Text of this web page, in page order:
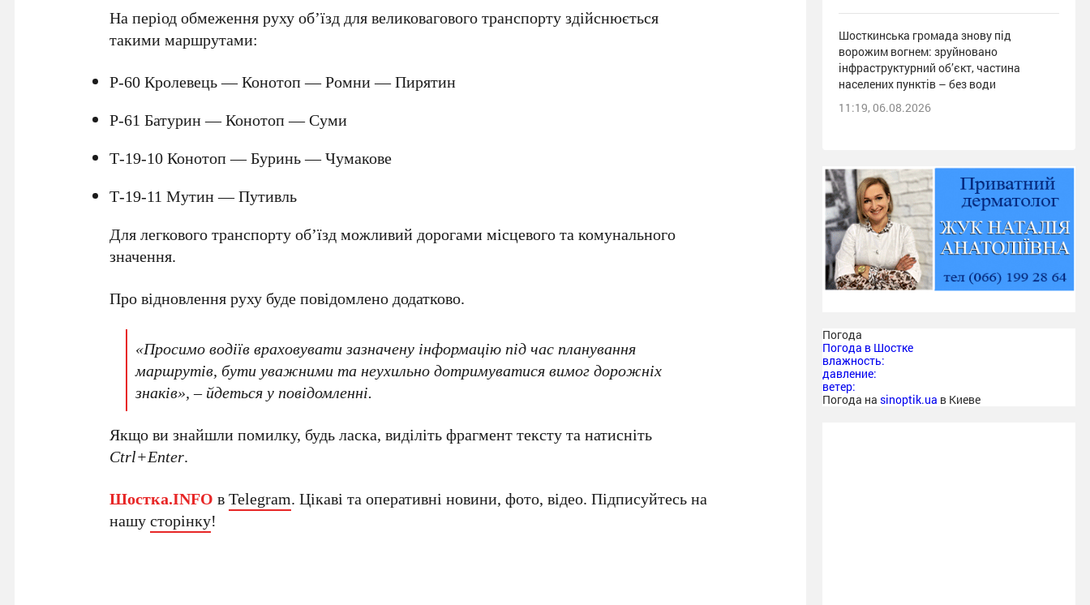
На період обмеження руху об’їзд для великовагового транспорту здійснюється
такими маршрутами:
Р-60 Кролевець — Конотоп — Ромни — Пирятин
Р-61 Батурин — Конотоп — Суми
Т-19-10 Конотоп — Буринь — Чумакове
Т-19-11 Мутин — Путивль
Для легкового транспорту об’їзд можливий дорогами місцевого та комунального
значення.
Про відновлення руху буде повідомлено додатково.
«Просимо водіїв враховувати зазначену інформацію під час планування
маршрутів, бути уважними та неухильно дотримуватися вимог дорожніх
знаків», – йдеться у повідомленні.
Якщо ви знайшли помилку, будь ласка, виділіть фрагмент тексту та натисніть
Ctrl+Enter.
Шостка.INFO вTelegram. Цікаві та оперативні новини, фото, відео. Підписуйтесь на
нашусторінку!
Шосткинська громада знову під
ворожим вогнем: зруйновано
інфраструктурний об’єкт, частина
населених пунктів – без води
11:19, 06.08.2026
Погода
Погода в Шостке
влажность:
давление:
ветер:
Погода на sinoptik.ua в Киеве